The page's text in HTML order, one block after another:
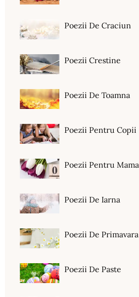
Poezii De Craciun
Poezii Crestine
Poezii De Toamna
Poezii Pentru Copii
Poezii Pentru Mama
Poezii De Iarna
Poezii De Primavara
Poezii De Paste